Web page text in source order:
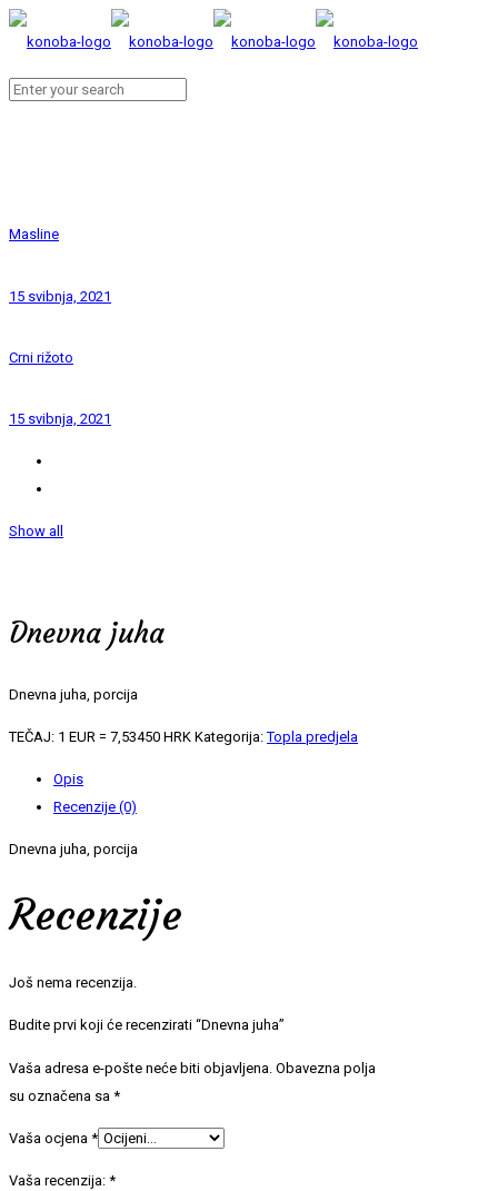
Masline
15 svibnja, 2021
Crni rižoto
15 svibnja, 2021
Show all
Dnevna juha
Dnevna juha, porcija
TEČAJ: 1 EUR = 7,53450 HRK Kategorija:Topla predjela
Opis
Recenzije (0)
Dnevna juha, porcija
Recenzije
Još nema recenzija.
Budite prvi koji će recenzirati “Dnevna juha”
Vaša adresa e-pošte neće biti objavljena. Obavezna polja
su označena sa *
Vaša ocjena *
Vaša recenzija: *